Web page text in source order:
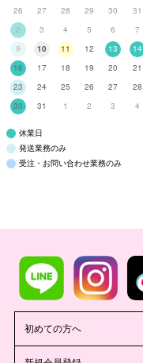
26
27 28 29 30 31
2
3 4 5 6 7
9
10 11 12 13 14
16
17 18 19 20 21
23
24 25 26 27 28
30
31 1 2 3 4
休業日
発送業務のみ
受注・お問い合わせ業務のみ
初めての方へ